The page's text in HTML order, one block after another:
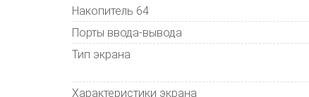
Накопитель 64
Порты ввода-вывода
Тип экрана
Характеристики экрана